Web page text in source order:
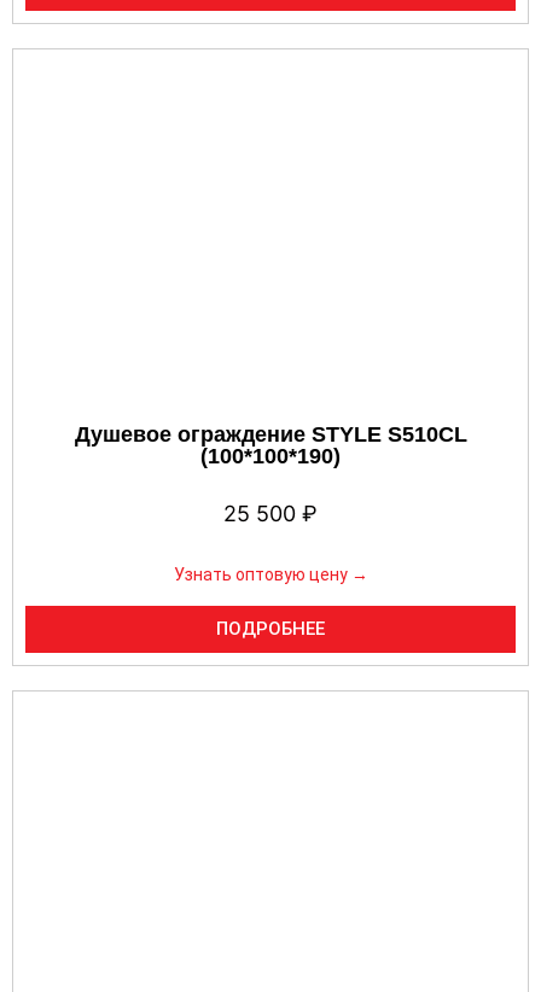
Душевое ограждение STYLE S510CL
(100*100*190)
25 500 ₽
Узнать оптовую цену →
ПОДРОБНЕЕ